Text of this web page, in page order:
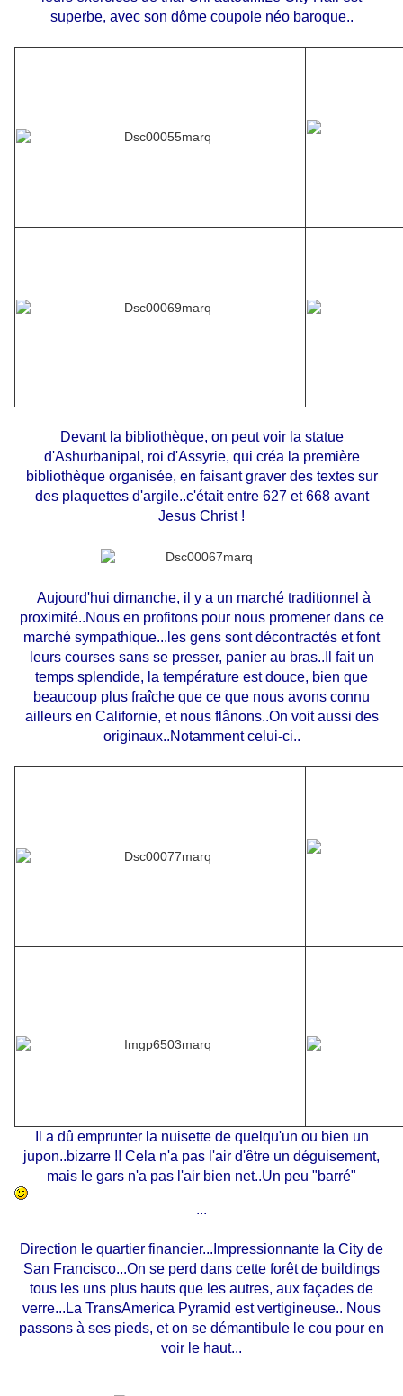
superbe, avec son dôme coupole néo baroque..
Devant la bibliothèque, on peut voir la statue
d'Ashurbanipal, roi d'Assyrie, qui créa la première
bibliothèque organisée, en faisant graver des textes sur
des plaquettes d'argile..c'était entre 627 et 668 avant
Jesus Christ !
Aujourd'hui dimanche, il y a un marché traditionnel à
proximité..Nous en profitons pour nous promener dans ce
marché sympathique...les gens sont décontractés et font
leurs courses sans se presser, panier au bras..Il fait un
temps splendide, la température est douce, bien que
beaucoup plus fraîche que ce que nous avons connu
ailleurs en Californie, et nous flânons..On voit aussi des
originaux..Notamment celui-ci..
Il a dû emprunter la nuisette de quelqu'un ou bien un
jupon..bizarre !! Cela n'a pas l'air d'être un déguisement,
mais le gars n'a pas l'air bien net..Un peu "barré"
...
Direction le quartier financier...Impressionnante la City de
San Francisco...On se perd dans cette forêt de buildings
tous les uns plus hauts que les autres, aux façades de
verre...La TransAmerica Pyramid est vertigineuse.. Nous
passons à ses pieds, et on se démantibule le cou pour en
voir le haut...